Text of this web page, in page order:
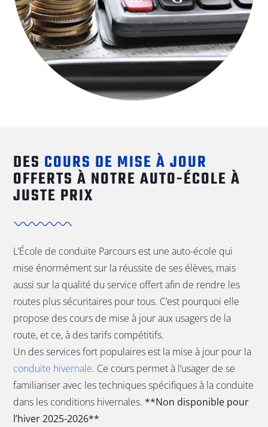
DES COURS DE MISE À JOUR
OFFERTS À NOTRE AUTO-ÉCOLE À
JUSTE PRIX
L’École de conduite Parcours est une auto-école qui
mise énormément sur la réussite de ses élèves, mais
aussi sur la qualité du service offert afin de rendre les
routes plus sécuritaires pour tous. C’est pourquoi elle
propose des cours de mise à jour aux usagers de la
route, et ce, à des tarifs compétitifs.
Un des services fort populaires est la mise à jour pour la
conduite hivernale. Ce cours permet à l’usager de se
familiariser avec les techniques spécifiques à la conduite
dans les conditions hivernales.**Non disponible pour
l’hiver 2025-2026**